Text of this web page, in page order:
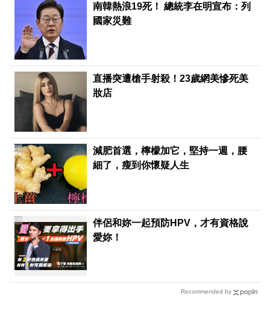
南韓熱浪19死！ 總統李在明宣布：列
國家災難
直播突遭槍手射殺！23歲網美慘死美
妝店
減肥首選，檸檬加它，堅持一週，腰
細了，瘦到你懷疑人生
PR
伴侶和妳一起預防HPV，才有資格說
愛妳！
PR
Recommended by